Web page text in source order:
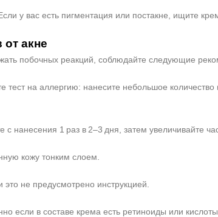
у вас есть пигментация или постакне, ищите
акне
побочных реакций, соблюдайте следующие
тест на аллергию: нанесите небольшое
нанесения 1 раз в 2–3 дня, затем увеличивайте
кожу тонким слоем.
это не предусмотрено инструкцией.
если в составе крема есть ретиноиды или кислоты.